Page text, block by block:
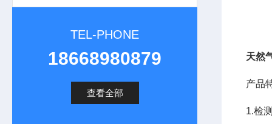
TEL-PHONE
18668980879
查看全部
天然
产品
1.检